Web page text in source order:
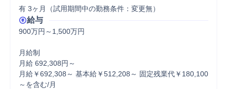
有 3ヶ月（試用期間中の勤務条件：変更無）
給与
900万円～1,500万円
月給制
月給 692,308円～
月給￥692,308～ 基本給￥512,208～ 固定残業代￥180,100
～を含む/月